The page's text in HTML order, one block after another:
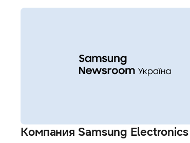
Компания Samsung Electronics